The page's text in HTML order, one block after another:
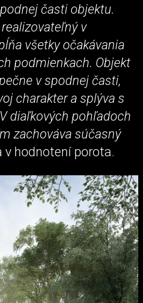
časti objektu.
v
všetky očakávania
podmienkach. Objekt
v spodnej časti,
charakter a splýva s
diaľkových pohľadoch
zachováva súčasný
v hodnotení porota.